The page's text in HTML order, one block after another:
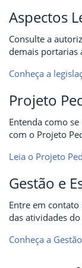
Aspectos
Consulte a
demais portarias
Conheça a
Projeto
Entenda como
com o Projeto
Leia o Projeto
Gestão e
Entre em
das atividades
Conheça a